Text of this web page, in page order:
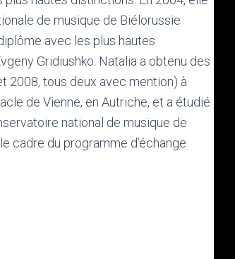
de musique de Biélorussie
avec les plus hautes
Gridiushko. Natalia a obtenu des
2008, tous deux avec mention) à
de Vienne, en Autriche, et a étudié
national de musique de
cadre du programme d’échange